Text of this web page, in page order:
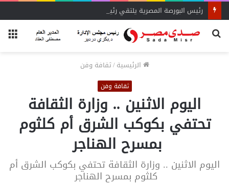
رئيس البورصة المصرية يلتقي رئيس جهاز التمثيل التجاري
بحث
الرئيسية/ثقافة وفن
ثقافة وفن
اليوم الاثنين .. وزارة الثقافة
تحتفي بكوكب الشرق أم كلثوم
بمسرح الهناجر
اليوم الاثنين .. وزارة الثقافة تحتفي بكوكب الشرق أم
كلثوم بمسرح الهناجر